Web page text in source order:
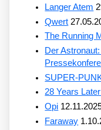
Langer Atem
Qwert
The Running
Der
SUPER-
28 Years
Opi
Faraway